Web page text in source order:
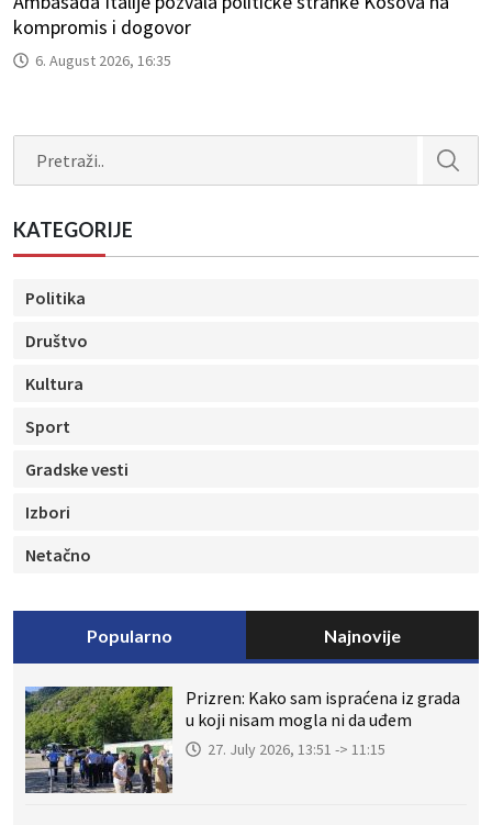
kompromis i dogovor
6. August 2026, 16:35
KATEGORIJE
Politika
Društvo
Kultura
Sport
Gradske vesti
Izbori
Netačno
Popularno Najnovije
Prizren: Kako sam ispraćena iz grada
u koji nisam mogla ni da uđem
27. July 2026, 13:51 -> 11:15